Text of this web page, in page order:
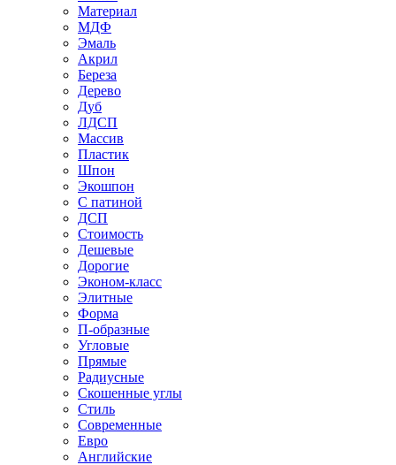
Материал
МДФ
Эмаль
Акрил
Береза
Дерево
Дуб
ЛДСП
Массив
Пластик
Шпон
Экошпон
С патиной
ДСП
Стоимость
Дешевые
Дорогие
Эконом-класс
Элитные
Форма
П-образные
Угловые
Прямые
Радиусные
Скошенные углы
Стиль
Современные
Евро
Английские